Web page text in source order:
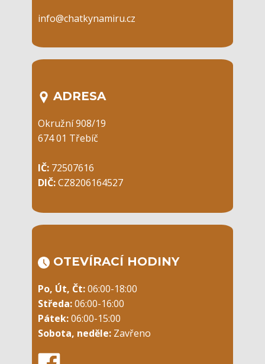
info@chatkynamiru.cz
ADRESA
Okružní 908/19
674 01 Třebíč
IČ: 72507616
DIČ:CZ8206164527
OTEVÍRACÍ ​HODINY
Po, Út, Čt:06:00-18:00
Středa:06:00-16:00
Pátek:06:00-15:00
Sobota, neděle: Zavřeno